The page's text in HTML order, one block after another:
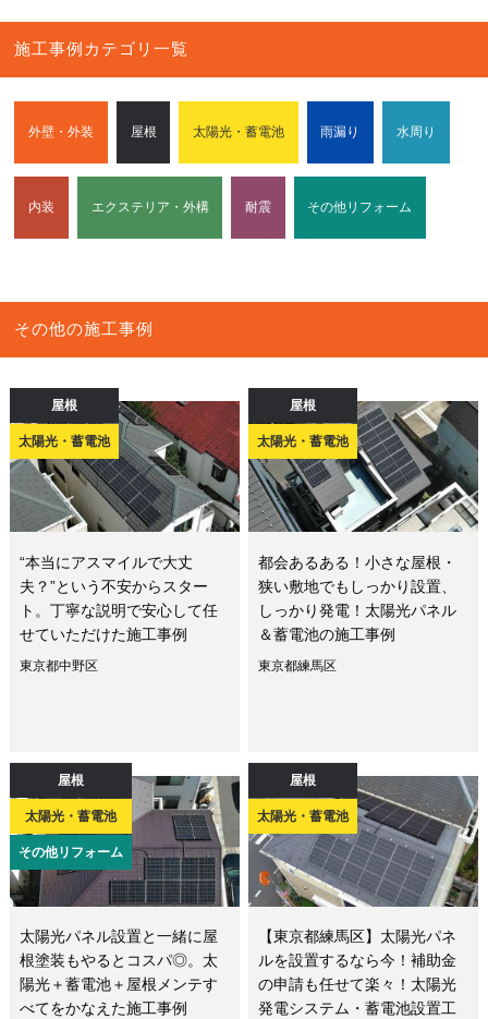
施工事例カテゴリ一覧
外壁・外装 屋根 太陽光・蓄電池 雨漏り 水周り
内装 エクステリア・外構 耐震 その他リフォーム
その他の施工事例
屋根
太陽光・蓄電池
“本当にアスマイルで大丈
夫？”という不安からスター
ト。丁寧な説明で安心して任
せていただけた施工事例
東京都中野区
屋根
太陽光・蓄電池
都会あるある！小さな屋根・
狭い敷地でもしっかり設置、
しっかり発電！太陽光パネル
＆蓄電池の施工事例
東京都練馬区
屋根
太陽光・蓄電池
その他リフォーム
太陽光パネル設置と一緒に屋
根塗装もやるとコスパ◎。太
陽光＋蓄電池＋屋根メンテす
べてをかなえた施工事例
屋根
太陽光・蓄電池
【東京都練馬区】太陽光パネ
ルを設置するなら今！補助金
の申請も任せて楽々！太陽光
発電システム・蓄電池設置工